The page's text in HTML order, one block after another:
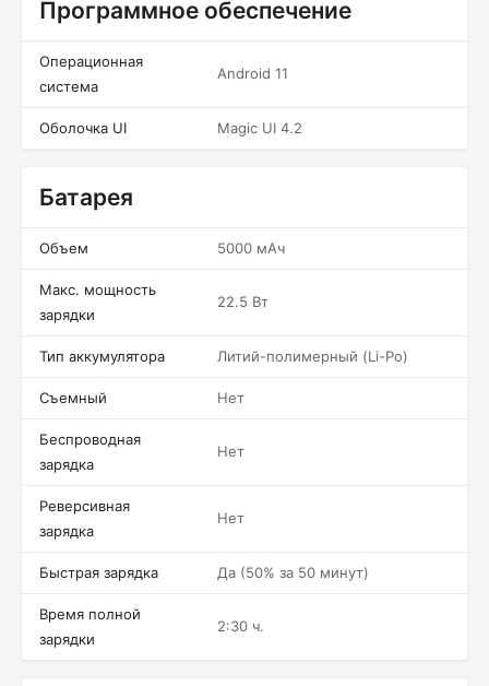
Программное обеспечение
Операционная
система
Android 11
Оболочка UI Magic UI 4.2
Батарея
Объем 5000 мАч
Макс. мощность
зарядки
22.5 Вт
Тип аккумулятора Литий-полимерный (Li-Po)
Съемный Нет
Беспроводная
зарядка
Нет
Реверсивная
зарядка
Нет
Быстрая зарядка Да (50% за 50 минут)
Время полной
зарядки
2:30 ч.